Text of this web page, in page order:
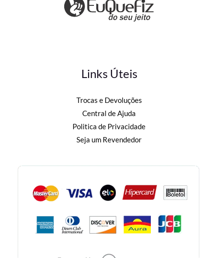
Links Úteis
Trocas e Devoluções
Central de Ajuda
Politica de Privacidade
Seja um Revendedor